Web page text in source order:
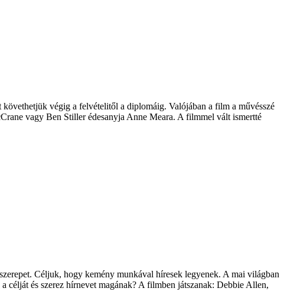
végig a felvételitől a diplomáig. Valójában a film a művésszé
vagy Ben Stiller édesanyja Anne Meara. A filmmel vált ismertté
Céljuk, hogy kemény munkával híresek legyenek. A mai világban
célját és szerez hírnevet magának? A filmben játszanak: Debbie Allen,